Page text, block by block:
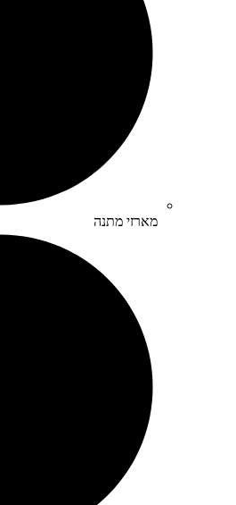
מארזי מתנה